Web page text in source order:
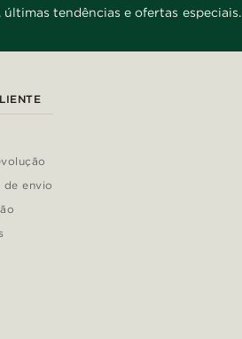
tendências e ofertas especiais.
de envio